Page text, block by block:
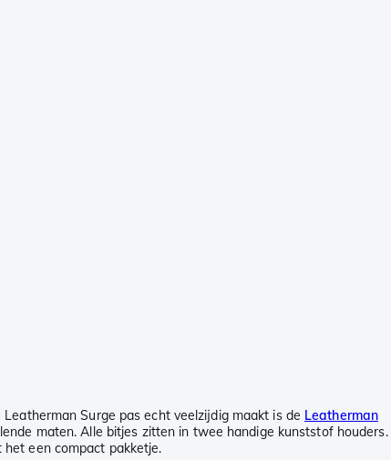
Surge pas echt veelzijdig maakt is de Leatherman
maten. Alle bitjes zitten in twee handige kunststof houders.
een compact pakketje.